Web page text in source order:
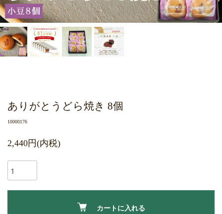
ありがとうどら焼き 8個
10000176
2,440円(内税)
カートに入れる